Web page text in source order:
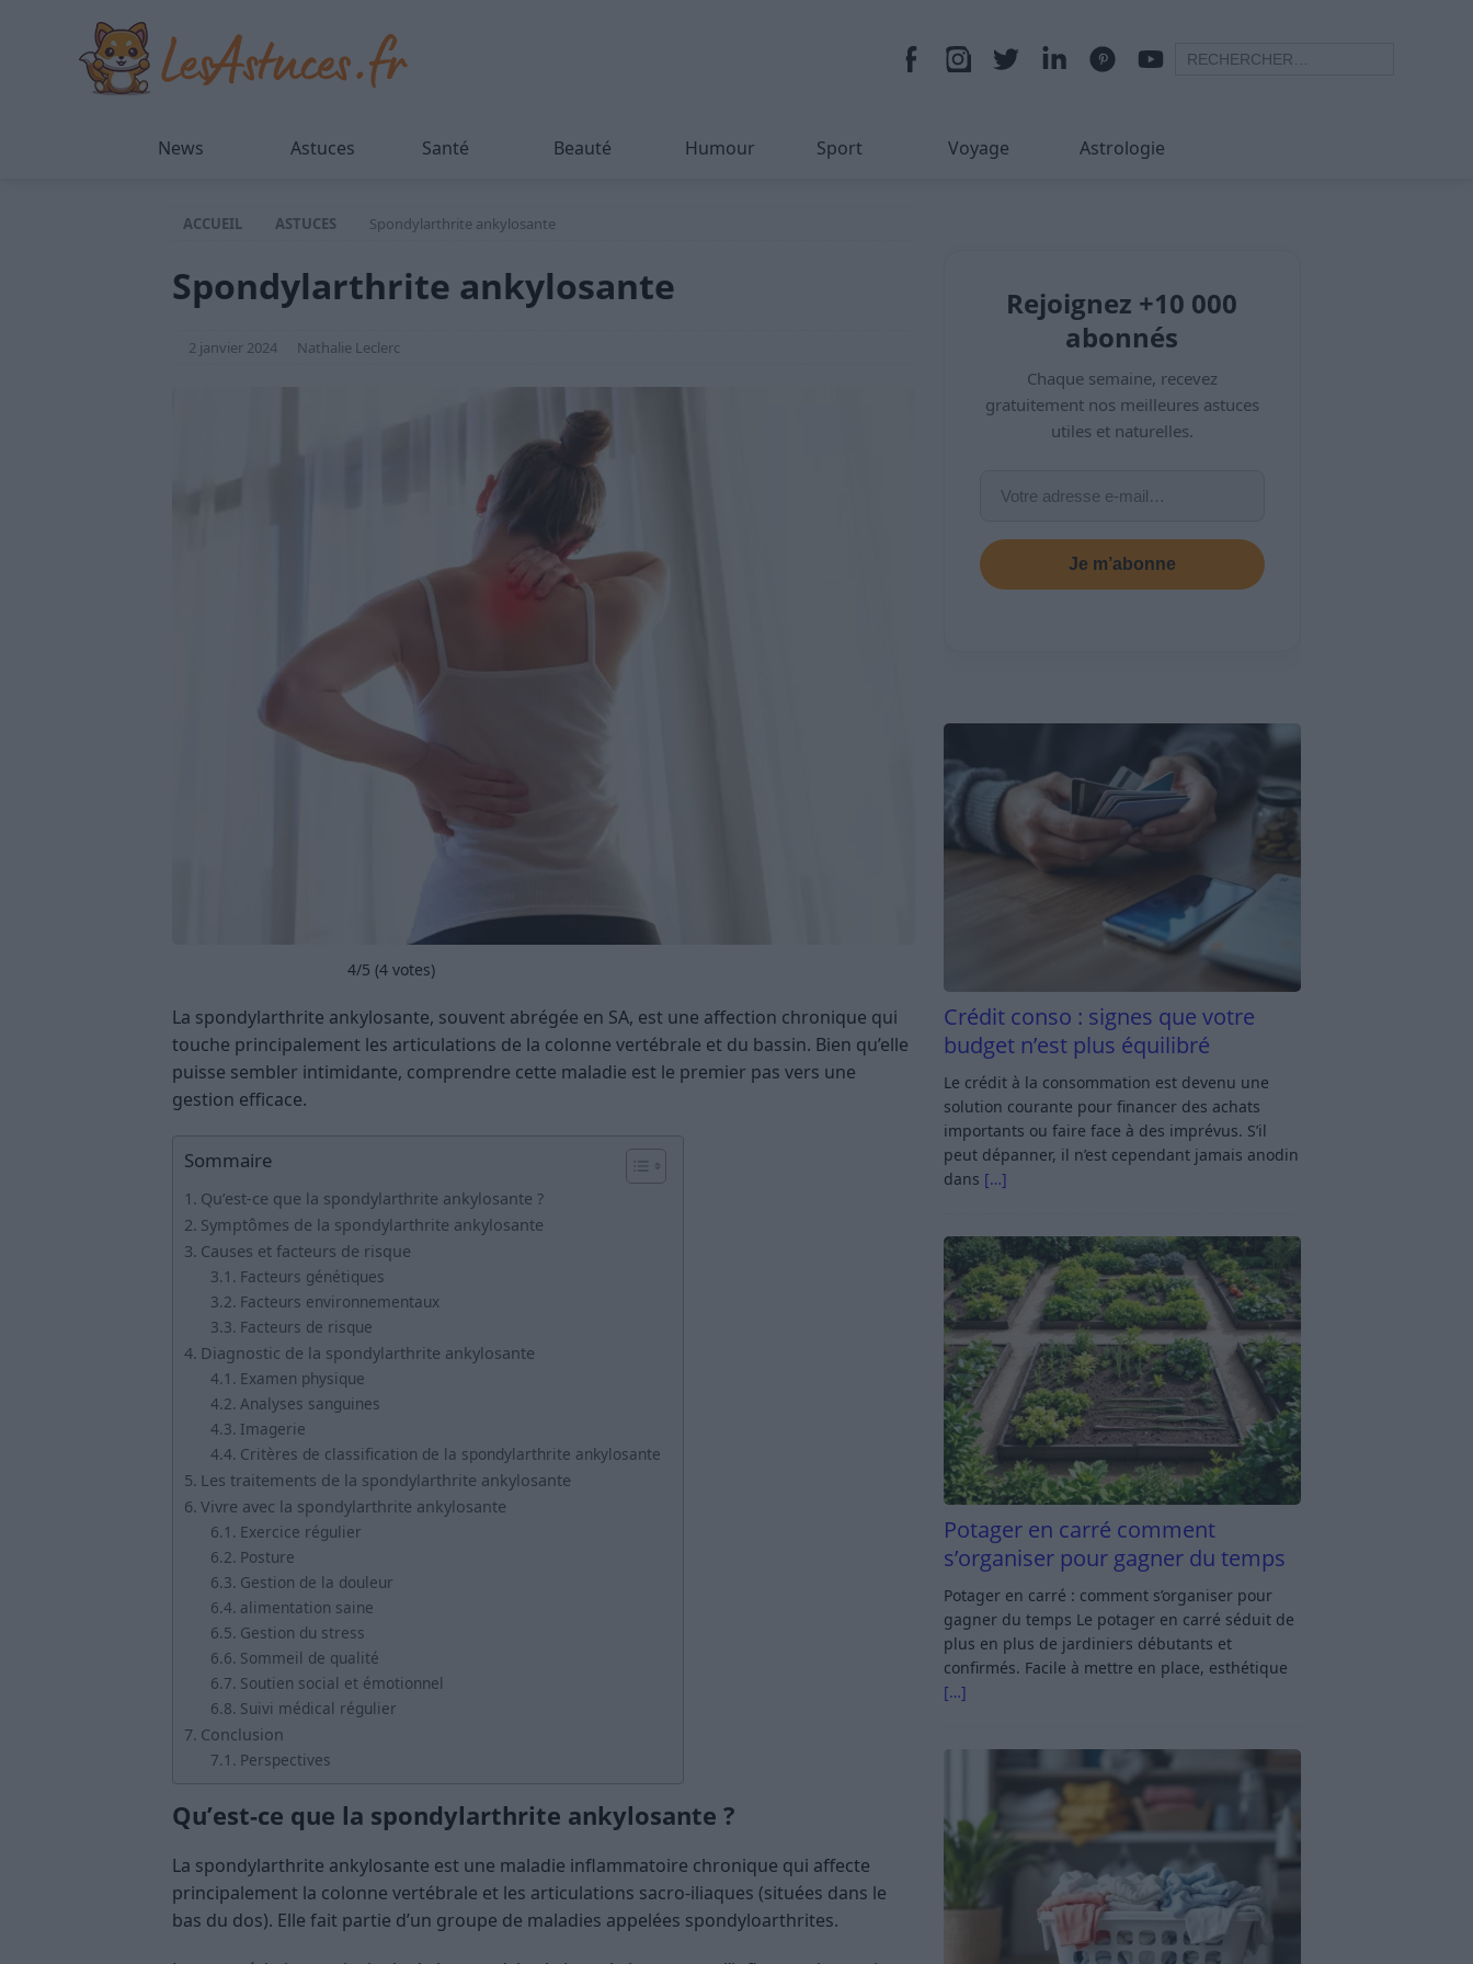
News Astuces Santé Beauté Humour Sport Voyage Astrologie
ACCUEIL ASTUCES Spondylarthrite ankylosante
Spondylarthrite ankylosante
2 janvier 2024 Nathalie Leclerc
4/5 (4 votes)
La spondylarthrite ankylosante, souvent abrégée en SA, est une affection chronique qui
touche principalement les articulations de la colonne vertébrale et du bassin. Bien qu’elle
puisse sembler intimidante, comprendre cette maladie est le premier pas vers une
gestion efficace.
Sommaire
Qu’est-ce que la spondylarthrite ankylosante ?
Symptômes de la spondylarthrite ankylosante
Causes et facteurs de risque
Facteurs génétiques
Facteurs environnementaux
Facteurs de risque
Diagnostic de la spondylarthrite ankylosante
Examen physique
Analyses sanguines
Imagerie
Critères de classification de la spondylarthrite ankylosante
Les traitements de la spondylarthrite ankylosante
Vivre avec la spondylarthrite ankylosante
Exercice régulier
Posture
Gestion de la douleur
alimentation saine
Gestion du stress
Sommeil de qualité
Soutien social et émotionnel
Suivi médical régulier
Conclusion
Perspectives
Qu’est-ce que la spondylarthrite ankylosante ?
La spondylarthrite ankylosante est une maladie inflammatoire chronique qui affecte
principalement la colonne vertébrale et les articulations sacro-iliaques (situées dans le
bas du dos). Elle fait partie d’un groupe de maladies appelées spondyloarthrites.
Rejoignez +10 000
abonnés
Chaque semaine, recevez
gratuitement nos meilleures astuces
utiles et naturelles.
Je m’abonne
Crédit conso : signes que votre
budget n’est plus équilibré
Le crédit à la consommation est devenu une
solution courante pour financer des achats
importants ou faire face à des imprévus. S’il
peut dépanner, il n’est cependant jamais anodin
dans […]
Potager en carré comment
s’organiser pour gagner du temps
Potager en carré : comment s’organiser pour
gagner du temps Le potager en carré séduit de
plus en plus de jardiniers débutants et
confirmés. Facile à mettre en place, esthétique
[…]